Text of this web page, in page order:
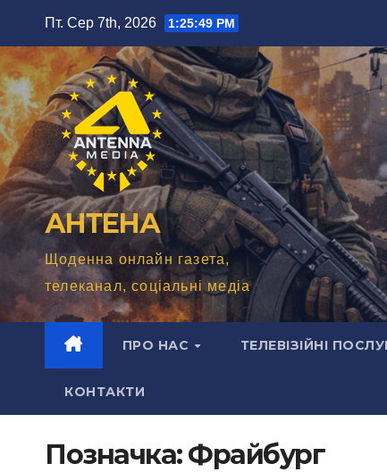
вмісту
Пт. Сер 7th, 2026 1:25:51 PM
АНТЕНА
Щоденна онлайн газета,
телеканал, соціальні медіа
ПРО НАС ТЕЛЕВІЗІЙНІ
КОНТАКТИ
Позначка:Фрайбург